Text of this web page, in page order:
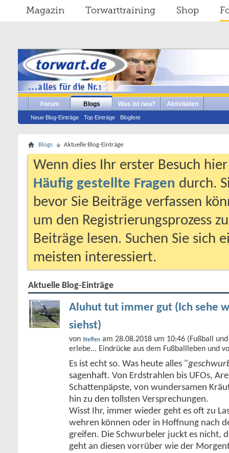
Magazin Torwarttraining Shop
Forum Blogs
Neue Blog-Einträge Top Einträge Blogliste
Was ist neu? Aktivitäten
Blogs Aktuelle Blog-Einträge
Wenn dies Ihr erster Besuch
Häufig gestellte Fragen durch.
bevor Sie Beiträge verfassen
um den Registrierungsprozess
Beiträge lesen. Suchen Sie sich
meisten interessiert.
Aktuelle Blog-Einträge
Aluhut tut immer gut (Ich sehe
siehst)
von Steffen am 28.08.2018 um 10:46 (Fußball
erlebe... Eindrücke aus dem Fußballleben und
Es ist echt so. Was heute alles "
sagenhaft. Von Erdstrahlen bis UFOs,
Schattenpäpste, von wundersamen
hin zu den tollsten Versprechungen.
Wisst Ihr, immer wieder geht es oft zu
wehren können oder in Hoffnung nach
greifen. Die Schwurbeler juckt es nicht,
geht an diesen vorrüber wie der